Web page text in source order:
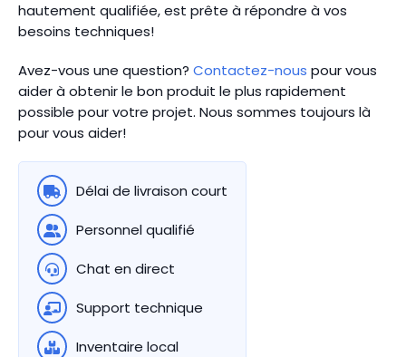
hautement qualifiée, est prête à répondre à vos
besoins techniques!
Avez-vous une question? Contactez-nous pour vous
aider à obtenir le bon produit le plus rapidement
possible pour votre projet. Nous sommes toujours là
pour vous aider!
Délai de livraison court
Personnel qualifié
Chat en direct
Support technique
Inventaire local